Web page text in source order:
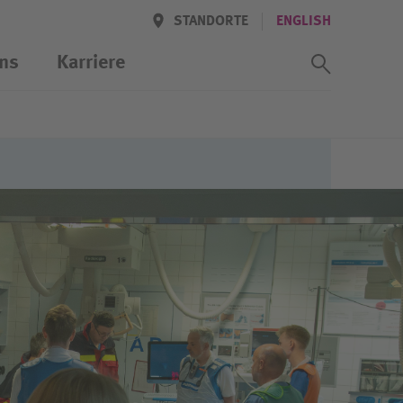
STANDORTE ENGLISH
Unterbringung
Checkliste Aufenthalt
Karriere